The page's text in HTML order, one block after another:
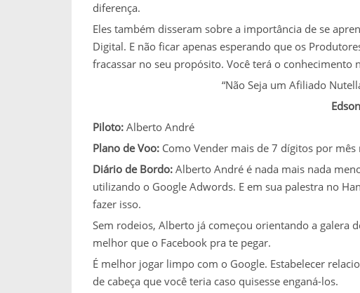
diferença.
Eles também disseram sobre a importância de se
Digital. E não ficar apenas esperando que os
fracassar no seu propósito. Você terá o conhecimento
“Não Seja um Afiliado
Piloto: Alberto André
Plano de Voo: Como Vender mais de 7 dígitos por
Diário de Bordo: Alberto André é nada mais nada
utilizando o Google Adwords. E em sua palestra no
fazer isso.
Sem rodeios, Alberto já começou orientando a galera
melhor que o Facebook pra te pegar.
É melhor jogar limpo com o Google. Estabelecer
de cabeça que você teria caso quisesse enganá-los.